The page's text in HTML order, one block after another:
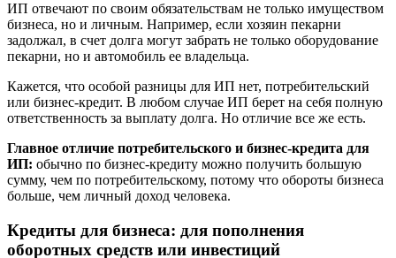
ИП отвечают по своим обязательствам не только имуществом
бизнеса, но и личным. Например, если хозяин пекарни
задолжал, в счет долга могут забрать не только оборудование
пекарни, но и автомобиль ее владельца.
Кажется, что особой разницы для ИП нет, потребительский
или бизнес-кредит. В любом случае ИП берет на себя полную
ответственность за выплату долга. Но отличие все же есть.
Главное отличие потребительского и бизнес-кредита для
ИП: обычно по бизнес-кредиту можно получить большую
сумму, чем по потребительскому, потому что обороты бизнеса
больше, чем личный доход человека.
Кредиты для бизнеса: для пополнения
оборотных средств или инвестиций